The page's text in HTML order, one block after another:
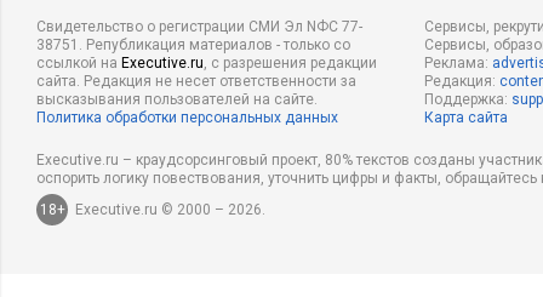
Свидетельство о регистрации СМИ Эл NФС 77-
38751. Републикация материалов - только со
ссылкой на Executive.ru, с разрешения редакции
сайта. Редакция не несет ответственности за
высказывания пользователей на сайте.
Политика обработки персональных данных
Сервисы,
Сервисы,
Реклама:
Редакция:
Поддержка:
Карта сайта
Executive.ru – краудсорсинговый проект, 80% текстов созданы
оспорить логику повествования, уточнить цифры и факты,
18+
Executive.ru © 2000 – 2026.